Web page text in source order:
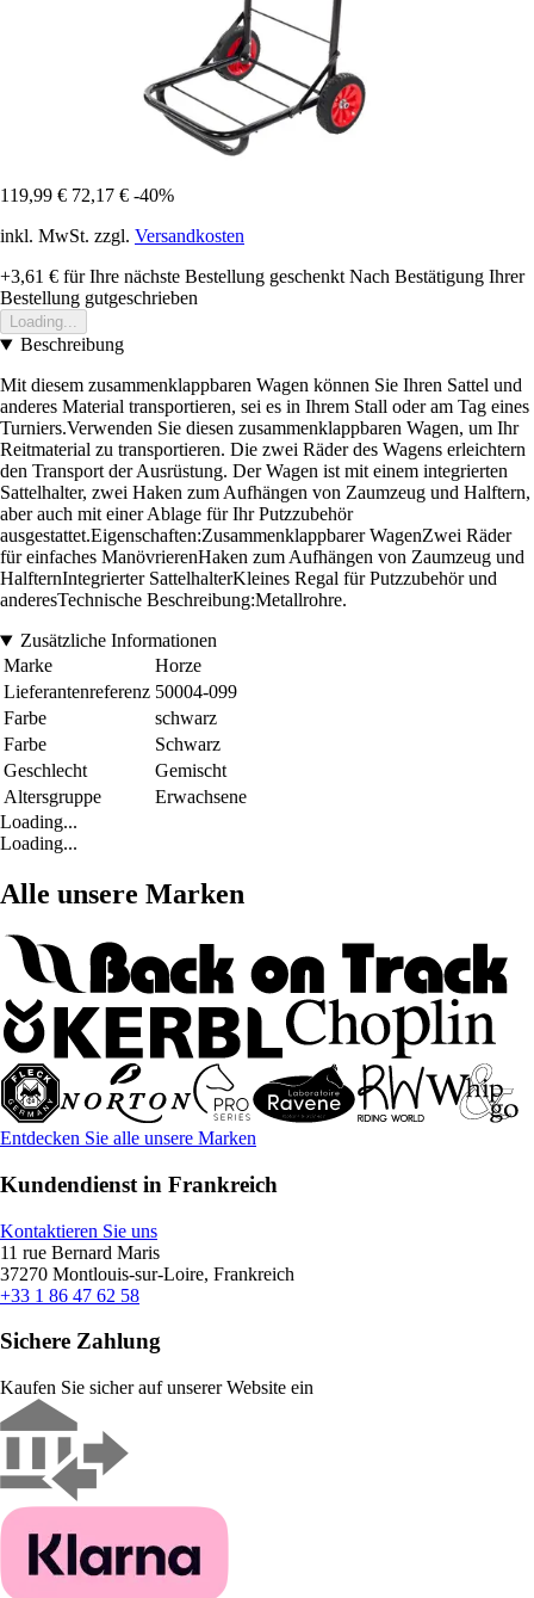
119,99 € 72,17 € -40%
inkl. MwSt. zzgl. Versandkosten
+3,61 € für Ihre nächste Bestellung geschenkt Nach Bestätigung Ihrer
Bestellung gutgeschrieben
Loading...
Beschreibung
Mit diesem zusammenklappbaren Wagen können Sie Ihren Sattel und
anderes Material transportieren, sei es in Ihrem Stall oder am Tag eines
Turniers.Verwenden Sie diesen zusammenklappbaren Wagen, um Ihr
Reitmaterial zu transportieren. Die zwei Räder des Wagens erleichtern
den Transport der Ausrüstung. Der Wagen ist mit einem integrierten
Sattelhalter, zwei Haken zum Aufhängen von Zaumzeug und Halftern,
aber auch mit einer Ablage für Ihr Putzzubehör
ausgestattet.Eigenschaften:Zusammenklappbarer WagenZwei Räder
für einfaches ManövrierenHaken zum Aufhängen von Zaumzeug und
HalfternIntegrierter SattelhalterKleines Regal für Putzzubehör und
anderesTechnische Beschreibung:Metallrohre.
Zusätzliche Informationen
Marke
Horze
Lieferantenreferenz 50004-099
Farbe
schwarz
Farbe
Schwarz
Geschlecht
Gemischt
Altersgruppe
Erwachsene
Loading...
Loading...
Alle unsere Marken
Entdecken Sie alle unsere Marken
Kundendienst in Frankreich
Kontaktieren Sie uns
11 rue Bernard Maris
37270 Montlouis-sur-Loire, Frankreich
+33 1 86 47 62 58
Sichere Zahlung
Kaufen Sie sicher auf unserer Website ein